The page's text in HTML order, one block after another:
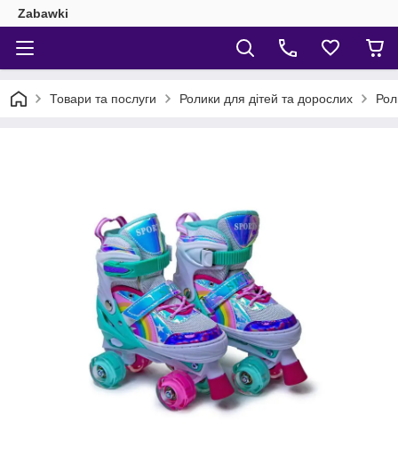
Zabawki
Товари та послуги Ролики для дітей та дорослих